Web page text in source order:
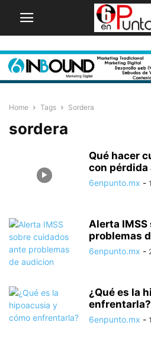
Home Tags Sordera
sordera
Qué hacer
con
6enpunto.mx -
Alerta
problemas
6enpunto.mx -
¿Qué es la
enfrentarla?
6enpunto.mx -